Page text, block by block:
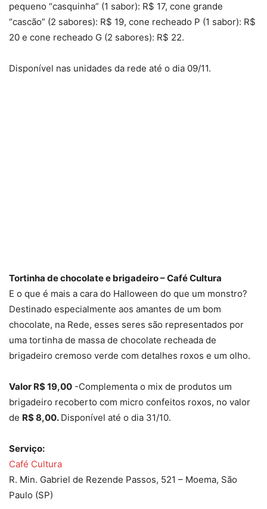
pequeno “casquinha” (1 sabor): R$ 17, cone grande
“cascão” (2 sabores): R$ 19, cone recheado P (1 sabor): R$
20 e cone recheado G (2 sabores): R$ 22.
Disponível nas unidades da rede até o dia 09/11.
Tortinha de chocolate e brigadeiro – Café Cultura
E o que é mais a cara do Halloween do que um monstro?
Destinado especialmente aos amantes de um bom
chocolate, na Rede, esses seres são representados por
uma tortinha de massa de chocolate recheada de
brigadeiro cremoso verde com detalhes roxos e um olho.
Valor R$ 19,00 -Complementa o mix de produtos um
brigadeiro recoberto com micro confeitos roxos, no valor
de R$ 8,00. Disponível até o dia 31/10.
Serviço:
Café Cultura
R. Min. Gabriel de Rezende Passos, 521 – Moema, São
Paulo (SP)